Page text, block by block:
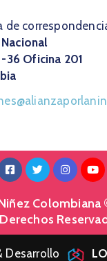
de
36 Oficina 201
Colombiana
Desarrollo